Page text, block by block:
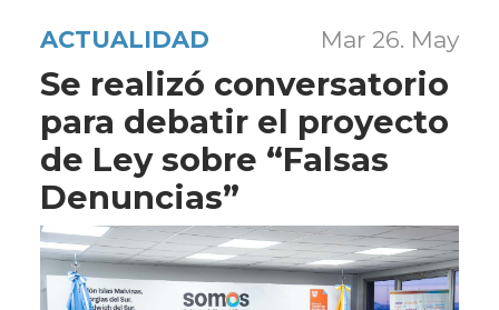
ACTUALIDAD Mar 26. May
Se realizó conversatorio
para debatir el proyecto
de Ley sobre “Falsas
Denuncias”